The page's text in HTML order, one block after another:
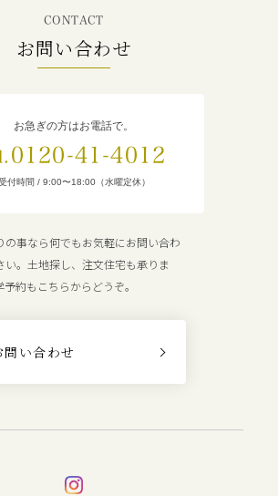
CONTACT
お問い合わせ
お急ぎの方はお電話で。
0120-41-4012
付時間 / 9:00〜18:00（水曜定休）
の事なら何でもお気軽にお問い合わ
い。土地探し、注文住宅も承りま
予約もこちらからどうぞ。
問い合わせ